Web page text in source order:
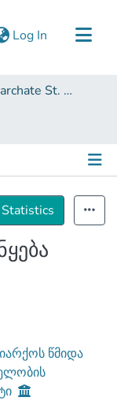
Log In (current)
Georgian Patriarchate St. Tbel Abuseridze Teaching University
Statistics
წმიდა